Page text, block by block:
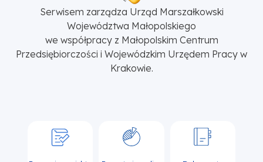
Serwisem zarządza Urząd Marszałkowski
Województwa Małopolskiego
we współpracy z Małopolskim Centrum
Przedsiębiorczości i Wojewódzkim Urzędem Pracy w
Krakowie.